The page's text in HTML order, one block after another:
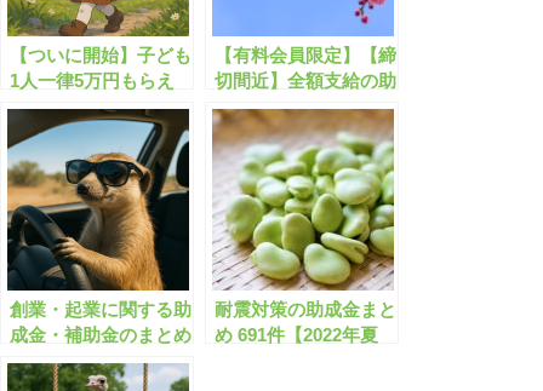
【ついに開始】子ども
1人一律5万円もらえ
ます！！！
【有料会員限定】【締
切間近】全額支給の助
成金・補助金のまとめ
【2023年2月版】
創業・起業に関する助
成金・補助金のまとめ
【有料会員限定】
耐震対策の助成金まと
め 691件【2022年夏